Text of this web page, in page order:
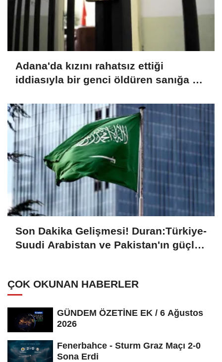
Adana'da kızını rahatsız ettiği
iddiasıyla bir genci öldüren sanığa 15
Son Dakika Gelişmesi! Duran:Türkiye-
Suudi Arabistan ve Pakistan'ın güçlü
güvenlik mimarisini inşa etme
ÇOK OKUNAN HABERLER
GÜNDEM ÖZETİNE EK / 6 Ağustos
2026
Fenerbahce - Sturm Graz Maçı 2-0
Sona Erdi